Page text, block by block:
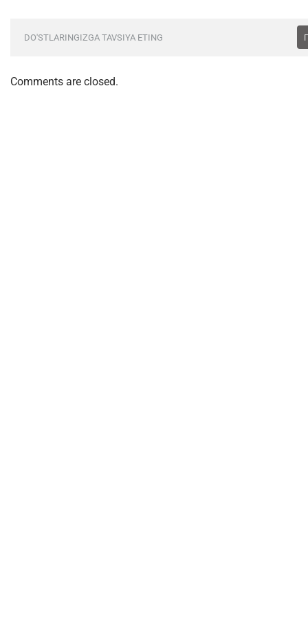
DO'STLARINGIZGA TAVSIYA ETING
Comments are closed.